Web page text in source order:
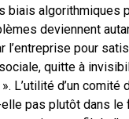
biais algorithmiques
deviennent
l’entreprise pour
quitte à
L’utilité d’un comité
pas plutôt dans le